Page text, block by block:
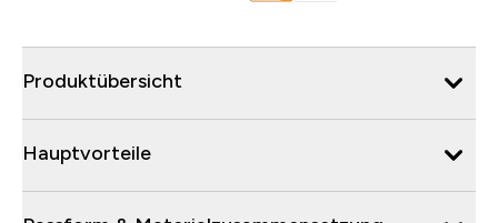
Produktübersicht
Hauptvorteile